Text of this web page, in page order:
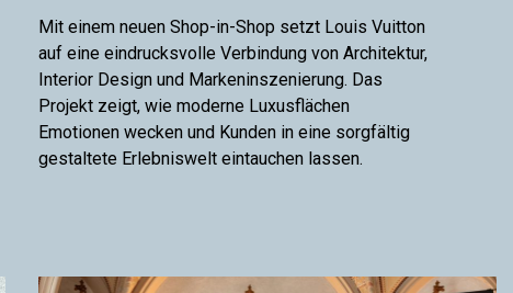
Mit einem neuen Shop-in-Shop setzt Louis Vuitton
auf eine eindrucksvolle Verbindung von Architektur,
Interior Design und Markeninszenierung. Das
Projekt zeigt, wie moderne Luxusflächen
Emotionen wecken und Kunden in eine sorgfältig
gestaltete Erlebniswelt eintauchen lassen.